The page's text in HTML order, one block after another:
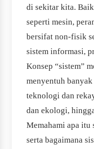
di sekitar kita.
seperti mesin,
bersifat non-fisik
sistem informasi,
Konsep “sistem”
menyentuh
teknologi dan
dan ekologi,
Memahami apa itu
serta bagaimana